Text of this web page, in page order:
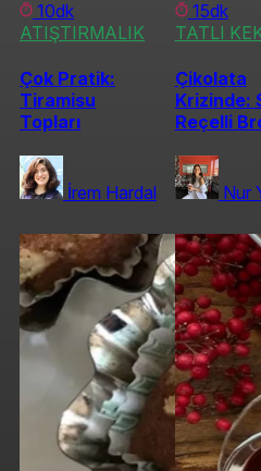
10dk
ATIŞTIRMALIK
Çok Pratik:
Tiramisu
Topları
İrem Hardal
15dk
TATLI
Çikolata
Krizinde:
Reçelli
Nur